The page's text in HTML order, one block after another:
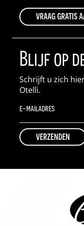
vraag gratis
Blijf op
Schrijft u zich
Otelli.